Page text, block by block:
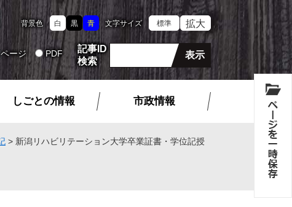
背景色 白 黒 青 文字サイズ 標準 拡大
ページ PDF
記事ID
検索
しごとの情報 市政情報
> 新潟リハビリテーション大学卒業証書・学位記授